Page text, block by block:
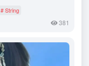
# String
381